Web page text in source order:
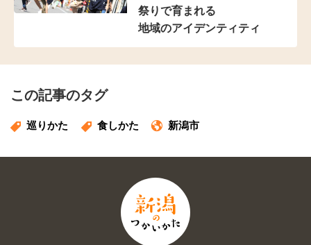
祭りで育まれる
地域のアイデンティティ
この記事のタグ
巡りかた 食しかた 新潟市